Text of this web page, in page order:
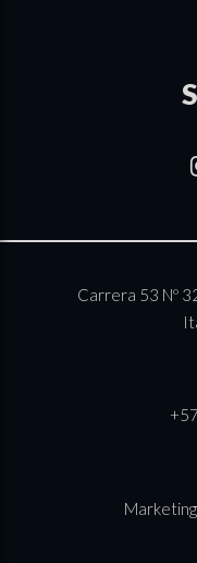
Carrera 53 Nº